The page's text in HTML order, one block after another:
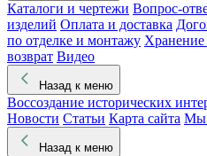
Каталоги и чертежи Вопрос-
изделий Оплата и доставка
по отделке и монтажу Хранение
возврат Видео
Назад к меню
Воссоздание исторических
Новости Статьи Карта сайта Мы
Назад к меню